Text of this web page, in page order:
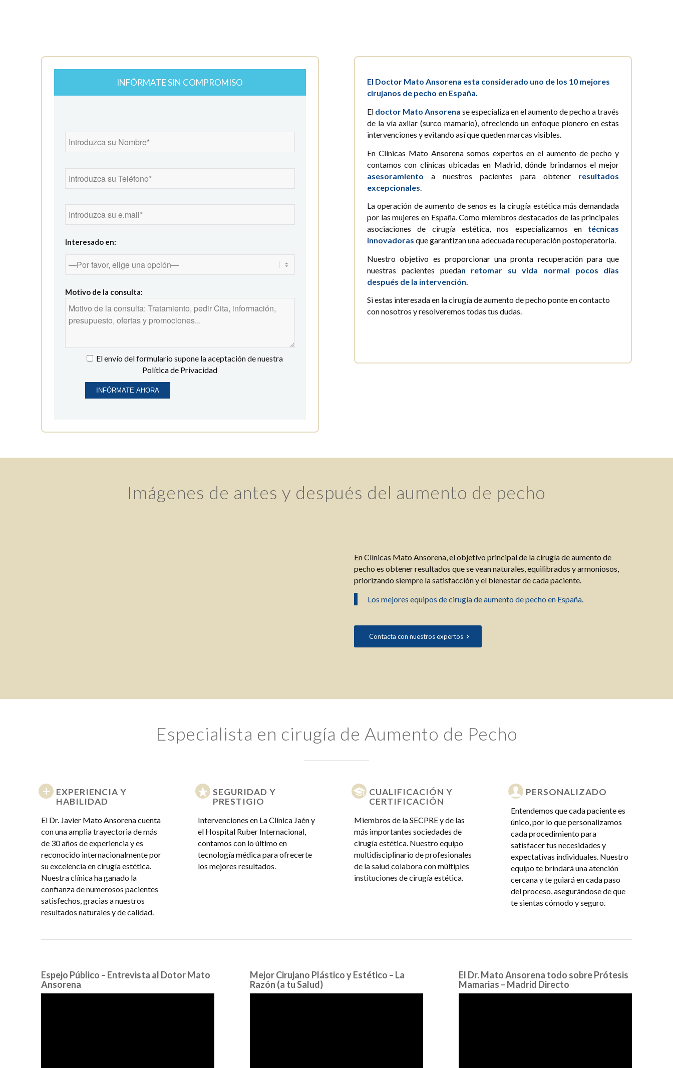
INFÓRMATE SIN COMPROMISO
Interesado en:
Motivo de la consulta:
El envío del formulario supone la aceptación de nuestra
Política de Privacidad
El Doctor Mato Ansorena esta considerado uno de los 10 mejores
cirujanos de pecho en España.
El doctor Mato Ansorena se especializa en el aumento de pecho a través
de la vía axilar (surco mamario), ofreciendo un enfoque pionero en estas
intervenciones y evitando así que queden marcas visibles.
En Clínicas Mato Ansorena somos expertos en el aumento de pecho y
contamos con clínicas ubicadas en Madrid, dónde brindamos el mejor
asesoramiento a nuestros pacientes para obtener resultados
excepcionales
La operación de aumento de senos es la cirugía estética más demandada
por las mujeres en España. Como miembros destacados de las principales
asociaciones de cirugía estética, nos especializamos en técnicas
innovadoras que garantizan una adecuada recuperación postoperatoria.
Nuestro objetivo es proporcionar una pronta recuperación para que
nuestras pacientes puedan retomar su vida normal pocos días
después de la intervención.
Si estas interesada en la cirugía de aumento de pecho ponte en contacto
con nosotros y resolveremos todas tus dudas.
Imágenes de antes y después del aumento de pecho
En Clínicas Mato Ansorena, el objetivo principal de la cirugía de aumento de
pecho es obtener resultados que se vean naturales, equilibrados y armoniosos,
priorizando siempre la satisfacción y el bienestar de cada paciente.
Los mejores equipos de cirugía de aumento de pecho en España.
Contacta con nuestros expertos
Especialista en cirugía de Aumento de Pecho
EXPERIENCIA Y
HABILIDAD
El Dr. Javier Mato Ansorena cuenta
con una amplia trayectoria de más
de 30 años de experiencia y es
reconocido internacionalmente por
su excelencia en cirugía estética.
Nuestra clínica ha ganado la
confianza de numerosos pacientes
satisfechos, gracias a nuestros
resultados naturales y de calidad.
SEGURIDAD Y
PRESTIGIO
Intervenciones en La Clínica Jaén y
el Hospital Ruber Internacional,
contamos con lo último en
tecnología médica para ofrecerte
los mejores resultados.
CUALIFICACIÓN Y
CERTIFICACIÓN
Miembros de la SECPRE y de las
más importantes sociedades de
cirugía estética. Nuestro equipo
multidisciplinario de profesionales
de la salud colabora con múltiples
instituciones de cirugía estética.
PERSONALIZADO
Entendemos que cada paciente es
único, por lo que personalizamos
cada procedimiento para
satisfacer tus necesidades y
expectativas individuales. Nuestro
equipo te brindará una atención
cercana y te guiará en cada paso
del proceso, asegurándose de que
te sientas cómodo y seguro.
Espejo Público – Entrevista al Dotor Mato
Ansorena
Mejor Cirujano Plástico y Estético – La
Razón (a tu Salud)
El Dr. Mato Ansorena todo sobre Prótesis
Mamarias – Madrid Directo